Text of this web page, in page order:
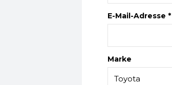
E-Mail-Adresse *
Marke